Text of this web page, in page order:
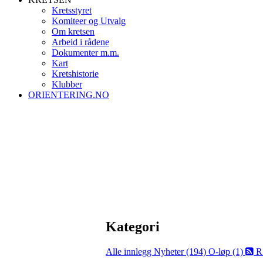
Kretsstyret
Komiteer og Utvalg
Om kretsen
Arbeid i rådene
Dokumenter m.m.
Kart
Kretshistorie
Klubber
ORIENTERING.NO
Kategori
Alle innlegg Nyheter (194) O-løp (1)